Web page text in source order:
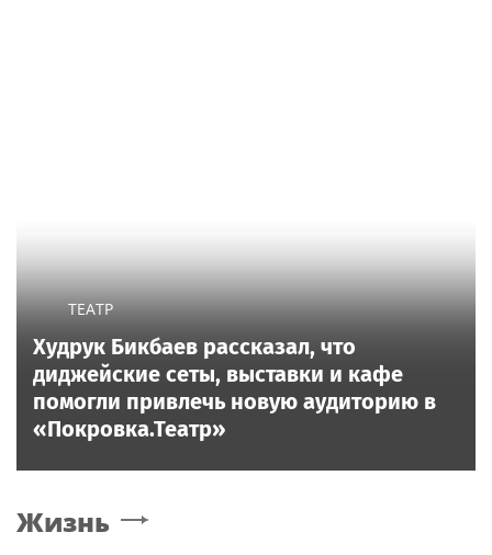
ТЕАТР
Худрук Бикбаев рассказал, что
диджейские сеты, выставки и кафе
помогли привлечь новую аудиторию в
«Покровка.Театр»
Жизнь